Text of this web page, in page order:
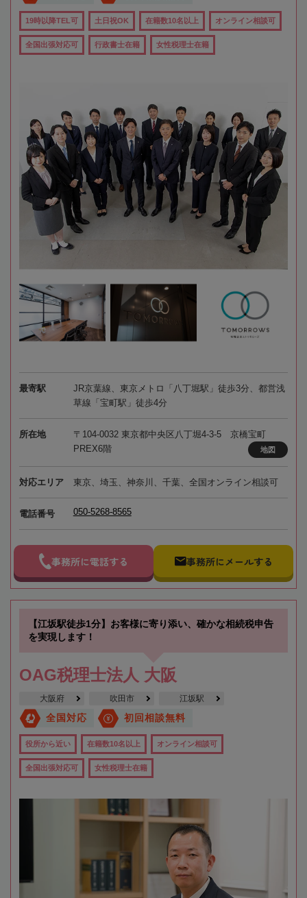
19時以降TEL可 土日祝OK 在籍数10名以上 オンライン相談可
全国出張対応可 行政書士在籍 女性税理士在籍
最寄駅
JR京葉線、東京メトロ「八丁堀駅」徒歩3分、都営浅
草線「宝町駅」徒歩4分
所在地
〒104-0032 東京都中央区八丁堀4-3-5 京橋宝町
PREX6階
地図
対応エリア 東京、埼玉、神奈川、千葉、全国オンライン相談可
電話番号 050-5268-8565
事務所に電話する 事務所にメールする
【江坂駅徒歩1分】お客様に寄り添い、確かな相続税申告
を実現します！
OAG税理士法人 大阪
大阪府 吹田市 江坂駅
全国対応 初回相談無料
役所から近い 在籍数10名以上 オンライン相談可
全国出張対応可 女性税理士在籍